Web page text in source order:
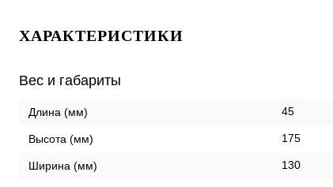
ХАРАКТЕРИСТИКИ
Вес и габариты
Длина (мм) 45
Высота (мм) 175
Ширина (мм) 130